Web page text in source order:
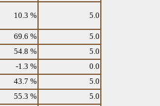
10.3 % 5.0
69.6 %
5.0
54.8 %
5.0
-1.3 %
0.0
43.7 %
5.0
55.3 %
5.0